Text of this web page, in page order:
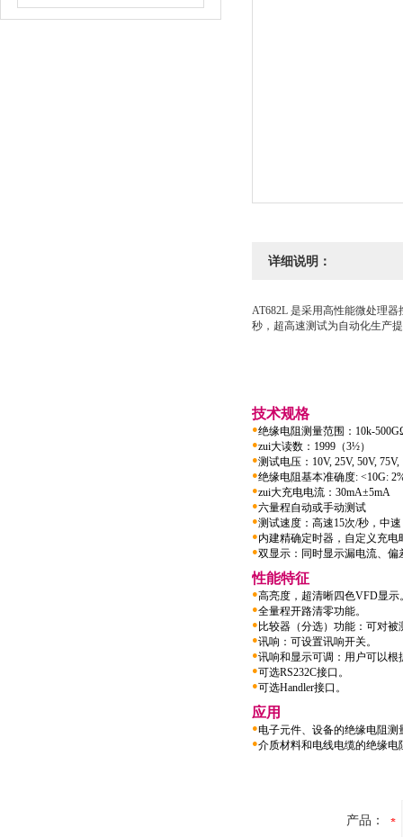
详细说明：
AT682L 是采用高性能微处理
秒，超高速测试为自动化生产
技术规格
●绝缘电阻测量范围：10k-
●zui大读数：1999（3½）
●测试电压：10V, 25V, 50V,
●绝缘电阻基本准确度: <10G:
●zui大充电电流：30mA±5mA
●六量程自动或手动测试
●测试速度：高速15次/秒，中
●内建精确定时器，自定义充电
●双显示：同时显示漏电流、
性能特征
●高亮度，超清晰四色VFD显示
●全量程开路清零功能。
● 比较器（分选）功能：可对
●讯响：可设置讯响开关。
●讯响和显示可调：用户可以
●可选RS232C接口。
●可选Handler接口。
应用
●电子元件、设备的绝缘电阻测
●介质材料和电线电缆的绝缘电
产品：